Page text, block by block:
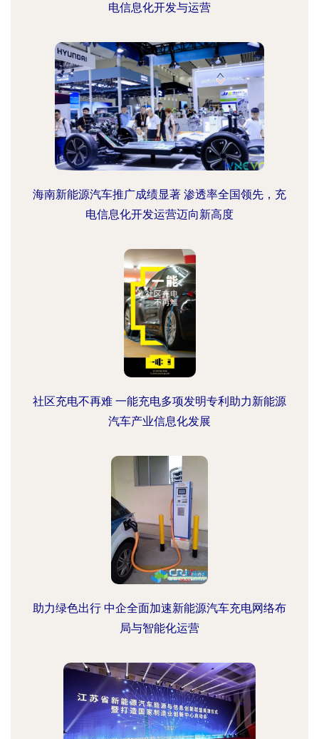
电信息化开发与运营
海南新能源汽车推广成绩显著 渗透率全国领先，充
电信息化开发运营迈向新高度
社区充电不再难 一能充电多项发明专利助力新能源
汽车产业信息化发展
助力绿色出行 中企全面加速新能源汽车充电网络布
局与智能化运营